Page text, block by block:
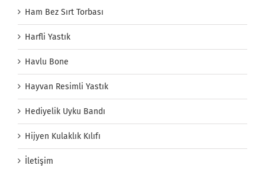
Ham Bez Sırt Torbası
Harfli Yastık
Havlu Bone
Hayvan Resimli Yastık
Hediyelik Uyku Bandı
Hijyen Kulaklık Kılıfı
İletişim